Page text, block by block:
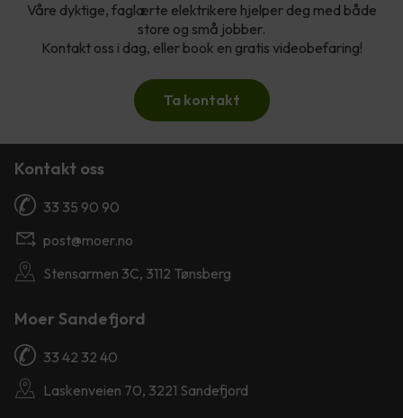
Våre dyktige, faglærte elektrikere hjelper deg med både
store og små jobber.
Kontakt oss i dag, eller book en gratis videobefaring!
Ta kontakt
Kontakt oss
33 35 90 90
post@moer.no
Stensarmen 3C, 3112 Tønsberg
Moer Sandefjord
33 42 32 40
Laskenveien 70, 3221 Sandefjord